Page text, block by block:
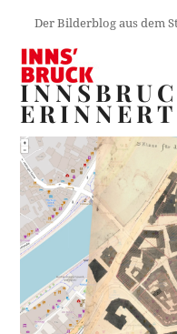
Der Bilderblog aus dem